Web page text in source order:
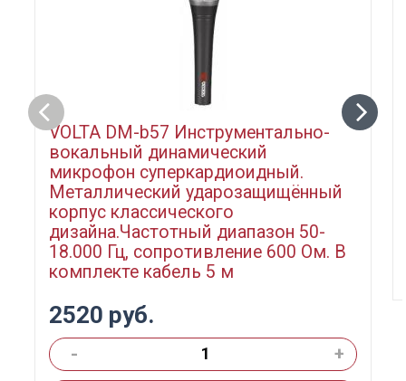
VOLTA DM-b57 Инструментально-
вокальный динамический
микрофон суперкардиоидный.
Металлический ударозащищённый
корпус классического
дизайна.Частотный диапазон 50-
18.000 Гц, сопротивление 600 Ом. В
комплекте кабель 5 м
2520 руб.
-
+